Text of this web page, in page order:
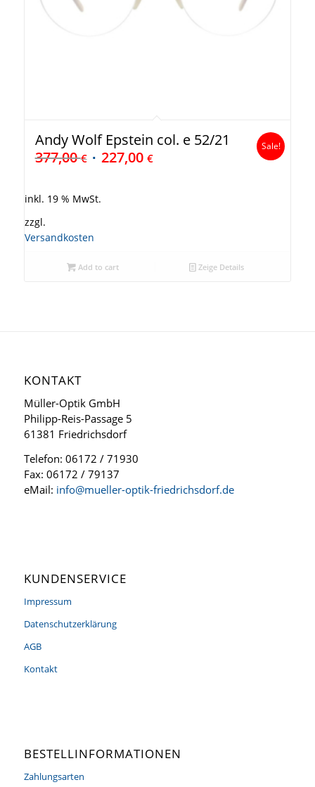
Andy Wolf Epstein col. e 52/21
377,00€ 227,00 €
Sale!
inkl. 19 % MwSt.
zzgl.
Versandkosten
Add to cart Zeige Details
KONTAKT
Müller-Optik GmbH
Philipp-Reis-Passage 5
61381 Friedrichsdorf
Telefon: 06172 / 71930
Fax: 06172 / 79137
eMail: info@mueller-optik-friedrichsdorf.de
KUNDENSERVICE
Impressum
Datenschutzerklärung
AGB
Kontakt
BESTELLINFORMATIONEN
Zahlungsarten